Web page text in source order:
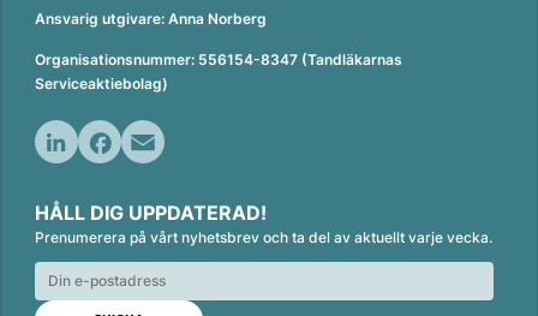
Ansvarig utgivare: Anna Norberg
Organisationsnummer: 556154-8347 (Tandläkarnas
Serviceaktiebolag)
n
k
e
d
c
e
b
o
a
i
l
HÅLL DIG UPPDATERAD!
Prenumerera på vårt nyhetsbrev och ta del av aktuellt varje vecka.